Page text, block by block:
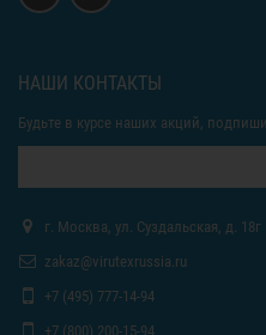
НАШИ КОНТАКТЫ
Будьте в курсе наших акций,
г. Москва, ул. Суздальская, д. 18г
zakaz@virutexrussia.ru
+7 (495) 777-14-94
+7 (800) 200-15-94